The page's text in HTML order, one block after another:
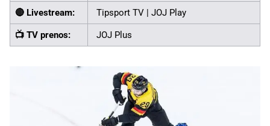
🔴 Livestream: Tipsport TV | JOJ Play
📺 TV prenos: JOJ Plus